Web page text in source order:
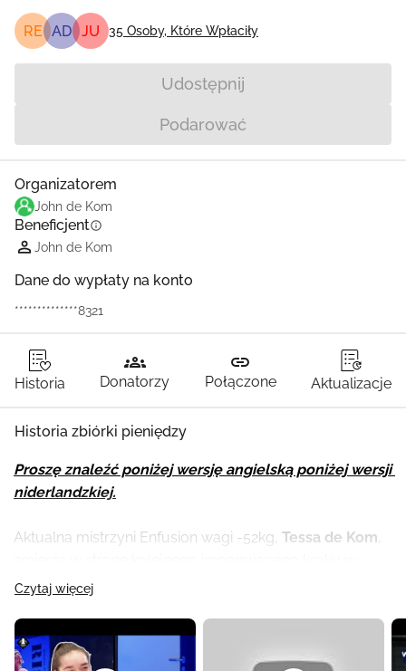
RE AD JU 35 Osoby, Które Wpłaciły
Udostępnij
Podarować
Organizatorem
John de Kom
Beneficjentinfo
John de Kom
Dane do wypłaty na konto
**************8321
Historia
groups
Donatorzy
link
Połączone Aktualizacje
Historia zbiórki pieniędzy
Proszę znaleźć poniżej wersję angielską poniżej wersji
niderlandzkiej.
Aktualna mistrzyni Enfusion wagi -52kg, Tessa de Kom
swojej karierze sportowej. Potrzebuje w tym pomocy.
22-letnia kickbokserka 28 maja stanie do walki z
japońskim Manazo Kobayashi o upragniony tytuł
Czytaj więcej